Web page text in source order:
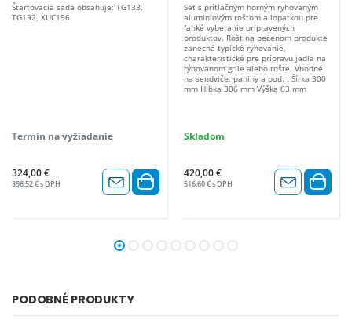
Štartovacia sada obsahuje: TG133,
TG132, XUC196
Termín na vyžiadanie
324,00 €
398,52 € s DPH
Set s prítlačným horným ryhovaným
aluminiovým roštom a lopatkou pre
ľahké vyberanie pripravených
produktov. Rošt na pečenom produkte
zanechá typické ryhovanie,
charakteristické pre prípravu jedla na
rýhovanom grile alebo rošte. Vhodné
na sendviče, paniny a pod. . Šírka 300
mm Hĺbka 306 mm Výška 63 mm
Skladom
420,00 €
516,60 € s DPH
PODOBNÉ PRODUKTY